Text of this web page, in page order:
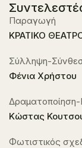
Παραγωγή
ΚΡΑΤΙΚΟ
Σύλληψη-
Φένια Χρήστου
Δραματοποίηση-
Κώστας
Φωτιστικός